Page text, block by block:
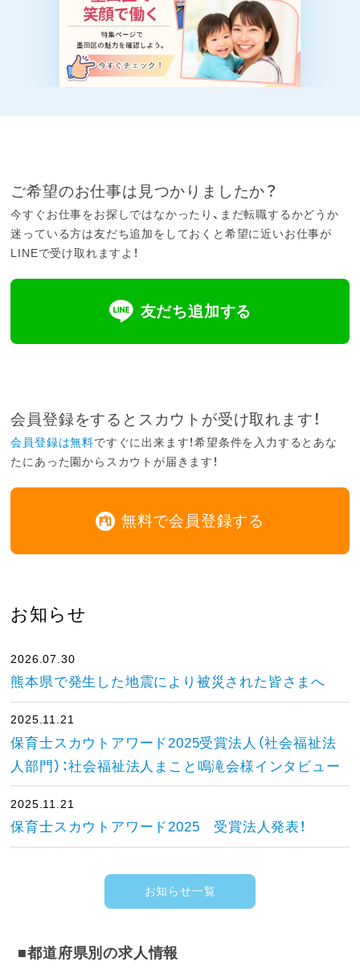
ご希望のお仕事は見つかりましたか？
今すぐお仕事をお探しではなかったり、まだ転職するかどうか
迷っている方は友だち追加をしておくと希望に近いお仕事が
LINEで受け取れますよ！
友だち追加する
会員登録をするとスカウトが受け取れます！
会員登録は無料ですぐに出来ます！希望条件を入力するとあな
たにあった園からスカウトが届きます！
無料で会員登録する
お知らせ
2026.07.30
熊本県で発生した地震により被災された皆さまへ
2025.11.21
保育士スカウトアワード2025受賞法人（社会福祉法
人部門）：社会福祉法人まこと鳴滝会様インタビュー
2025.11.21
保育士スカウトアワード2025 受賞法人発表！
お知らせ一覧
■都道府県別の求人情報